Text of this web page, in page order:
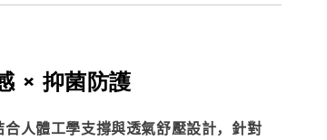
× 抑菌防護
人體工學支撐與透氣舒壓設計，針對